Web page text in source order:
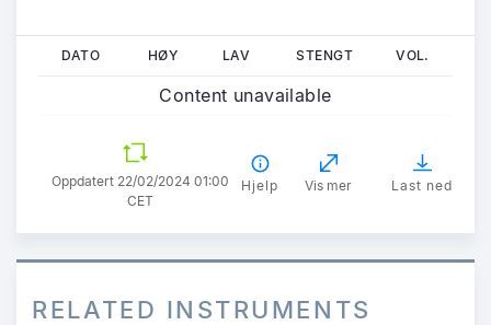
Hopp
DATO HØY LAV STENGT VOL.
Content unavailable
Oppdatert 22/02/2024 01:00
CET
Hjelp Vis mer Last ned
RELATED INSTRUMENTS